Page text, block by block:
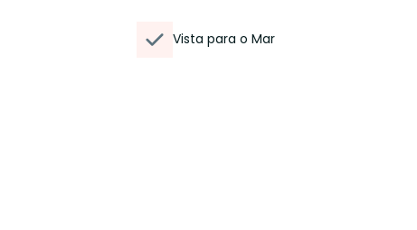
Vista para o Mar